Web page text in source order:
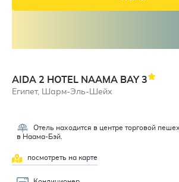
AIDA 2 HOTEL NAAMA BAY3
Египет, Шарм-Эль-Шейх
Отель находится в центре торговой
в Наама-Бэй.
посмотреть на карте